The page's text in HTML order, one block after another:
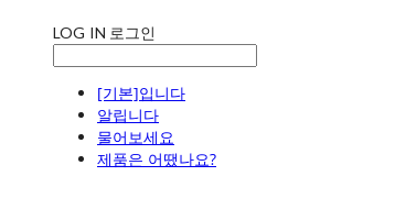
LOG IN 로그인
[기본]입니다
알립니다
물어보세요
제품은 어땠나요?